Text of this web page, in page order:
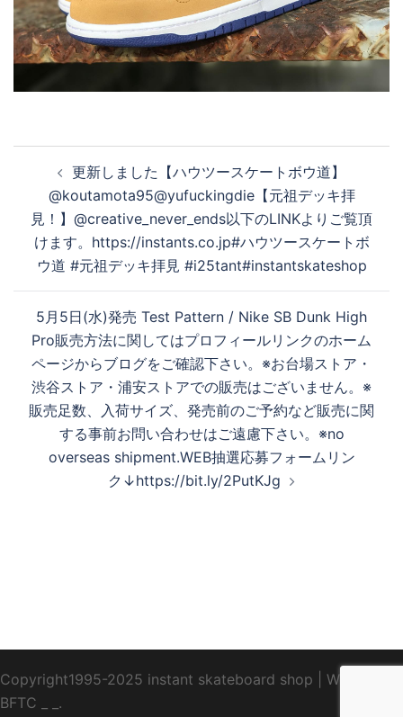
ナ
ビ
ョ
ン
更新しました【ハウツースケートボウ道】
@koutamota95@yufuckingdie【元祖デッキ拝
見！】@creative_never_ends以下のLINKよりご覧頂
けます。https://instants.co.jp #ハウツースケートボ
ウ道 #元祖デッキ拝見 #i25tant#instantskateshop
5月5日(水)発売 Test Pattern / Nike SB Dunk High
Pro 販売方法に関してはプロフィールリンクのホーム
ページからブログをご確認下さい。 ※お台場ストア・
渋谷ストア・浦安ストアでの販売はございません。 ※
販売足数、入荷サイズ、発売前のご予約など販売に関
する事前お問い合わせはご遠慮下さい。 ※no
overseas shipment. WEB抽選応募フォームリン
ク ↓ https://bit.ly/2PutKJg
Copyright1995-2025 instant skateboard shop
WebDesign
BFTC _ _.